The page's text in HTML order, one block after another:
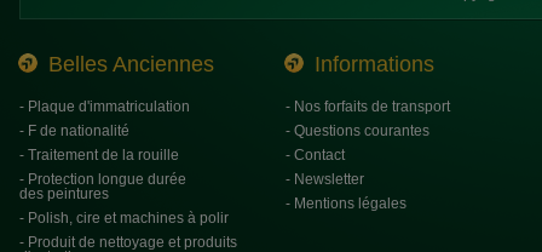
Belles Anciennes Informations
- Plaque d'immatriculation
- F de nationalité
- Traitement de la rouille
- Protection longue durée
des peintures
- Polish, cire et machines à polir
- Produit de nettoyage et produits
- Nos forfaits de transport
- Questions courantes
- Contact
- Newsletter
- Mentions légales